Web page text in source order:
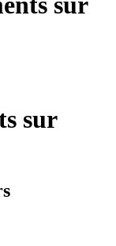
sur